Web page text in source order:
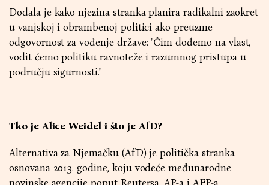
Dodala je kako njezina stranka planira radikalni zaokret
u vanjskoj i obrambenoj politici ako preuzme
odgovornost za vođenje države: "Čim dođemo na vlast,
vodit ćemo politiku ravnoteže i razumnog pristupa u
području sigurnosti."
Tko je Alice Weidel i što je AfD?
Alternativa za Njemačku (AfD) je politička stranka
osnovana 2013. godine, koju vodeće međunarodne